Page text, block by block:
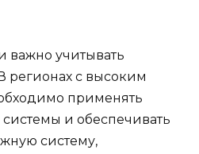
важно учитывать
регионах с высоким
применять
и обеспечивать
систему,